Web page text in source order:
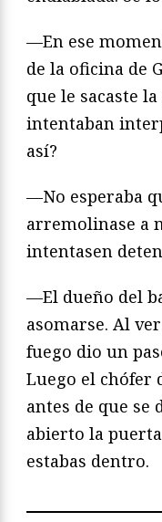
—En ese
de la oficina de
que le sacaste
intentaban
así?
—No esperaba
arremolinase a
intentasen
—El dueño del
asomarse. Al
fuego dio un
Luego el chófer
antes de que se
abierto la
estabas dentro.